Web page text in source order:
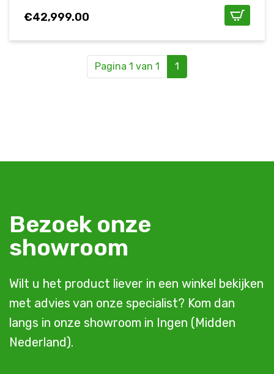
€42,999.00
Pagina 1 van 1 1
Bezoek onze
showroom
Wilt u het product liever in een winkel bekijken
met advies van onze specialist? Kom dan
langs in onze showroom in Ingen (Midden
Nederland).